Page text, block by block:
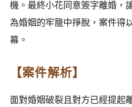
機。最終小花同意簽字離婚，
為婚姻的牢籠中掙脫，案件得
幕。
【案件解析】
面對婚姻破裂且對方已經提起